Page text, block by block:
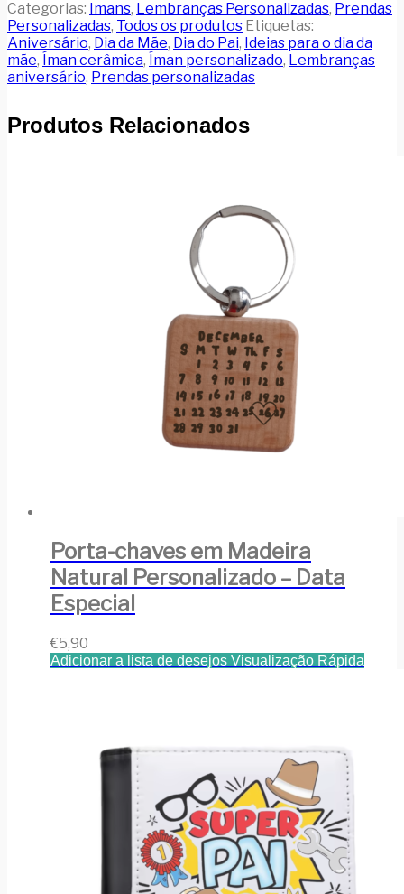
Categorias: Imans, Lembranças Personalizadas, Prendas
Personalizadas, Todos os produtos Etiquetas:
Aniversário, Dia da Mãe, Dia do Pai, Ideias para o dia da
mãe, Íman cerâmica, Íman personalizado, Lembranças
aniversário, Prendas personalizadas
Produtos Relacionados
Porta-chaves em Madeira
Natural Personalizado – Data
Especial
€5,90
Adicionar a lista de desejos Visualização Rápida